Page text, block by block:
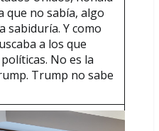
que no sabía, algo
sabiduría. Y como
a los que
No es la
Trump no sabe